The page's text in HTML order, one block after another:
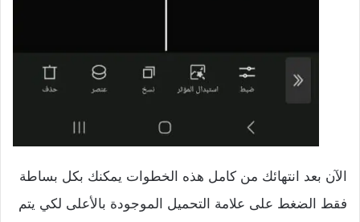
الآن بعد انتهائك من كامل هذه الخطوات يمكنك بكل بساطة
فقط الضغط على علامة التحميل الموجودة بالأعلى لكي يتم